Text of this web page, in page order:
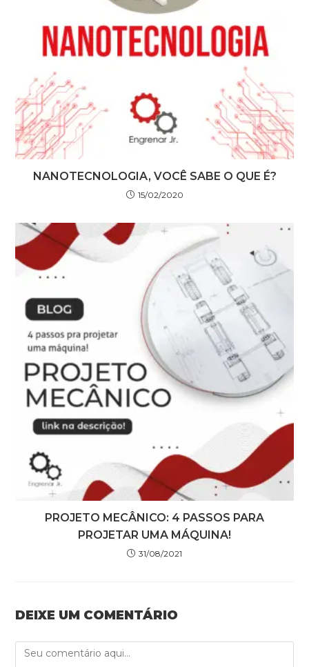
NANOTECNOLOGIA, VOCÊ SABE O QUE É?
15/02/2020
PROJETO MECÂNICO: 4 PASSOS PARA
PROJETAR UMA MÁQUINA!
31/08/2021
DEIXE UM COMENTÁRIO
Comment